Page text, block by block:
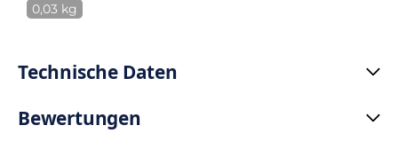
0,03 kg
Technische Daten
Bewertungen